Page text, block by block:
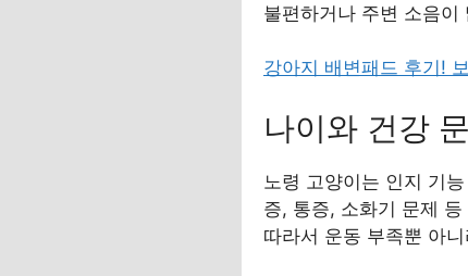
불편하거나 주변 소음
강아지 배변패드 후기!
나이와 건강
노령 고양이는 인지 기
증, 통증, 소화기 문제
따라서 운동 부족뿐 아